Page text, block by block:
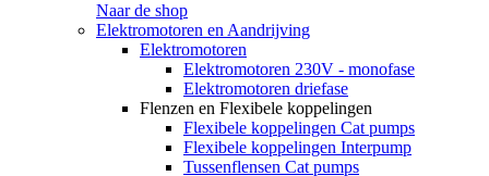
Naar de shop
Elektromotoren en Aandrijving
Elektromotoren
Elektromotoren 230V - monofase
Elektromotoren driefase
Flenzen en Flexibele koppelingen
Flexibele koppelingen Cat pumps
Flexibele koppelingen Interpump
Tussenflensen Cat pumps